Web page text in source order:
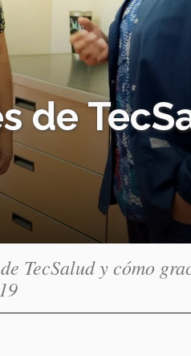
de
TecSalud y cómo